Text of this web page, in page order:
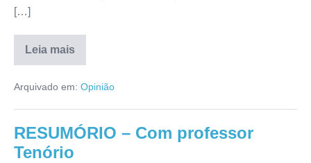
[…]
Leia mais
Arquivado em: Opinião
RESUMÓRIO – Com professor
Tenório